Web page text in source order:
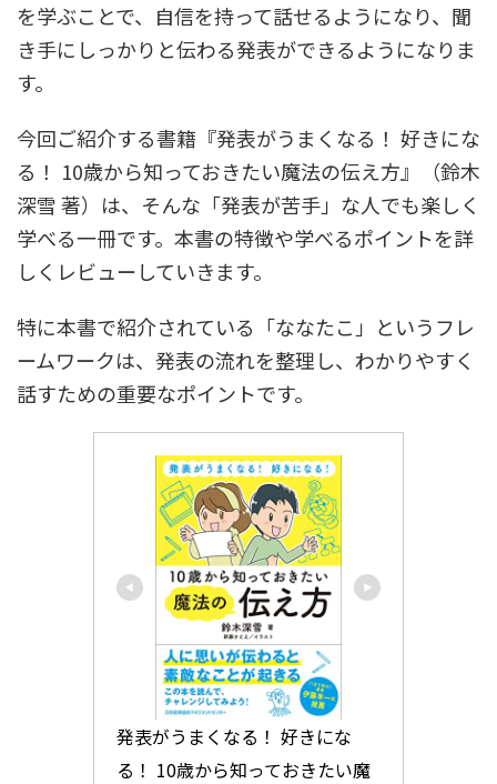
を学ぶことで、自信を持って話せるようになり、聞
き手にしっかりと伝わる発表ができるようになりま
す。
今回ご紹介する書籍『発表がうまくなる！ 好きにな
る！ 10歳から知っておきたい魔法の伝え方』（鈴木
深雪 著）は、そんな「発表が苦手」な人でも楽しく
学べる一冊です。本書の特徴や学べるポイントを詳
しくレビューしていきます。
特に本書で紹介されている「ななたこ」というフレ
ームワークは、発表の流れを整理し、わかりやすく
話すための重要なポイントです。
発表がうまくなる！ 好きにな
る！ 10歳から知っておきたい魔